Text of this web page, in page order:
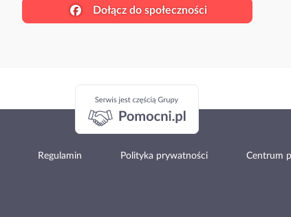
Dołącz do społeczności
Regulamin Polityka prywatności Centrum